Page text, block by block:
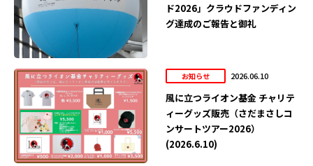
ド2026」クラウドファンディン
グ達成のご報告と御礼
お知らせ 2026.06.10
風に立つライオン基金 チャリテ
ィーグッズ販売（さだまさしコ
ンサートツアー2026）
(2026.6.10)